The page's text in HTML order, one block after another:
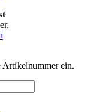
Artikelnummer ein.